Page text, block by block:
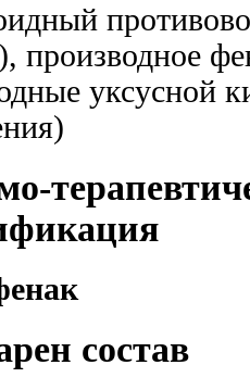
уксусной
состав